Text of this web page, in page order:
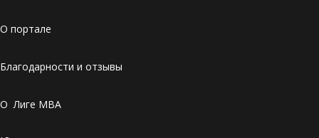
О портале
Благодарности и отзывы
О Лиге MBA